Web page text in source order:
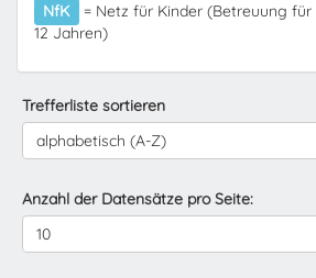
NfK
= Netz für Kinder (Betreuung für
12 Jahren)
Trefferliste sortieren
alphabetisch (A-Z)
Anzahl der Datensätze pro Seite:
10